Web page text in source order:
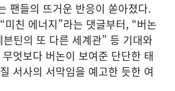
팬들의 뜨거운 반응이 쏟아졌다.
미친 에너지”라는 댓글부터, “버논
틴의 또 다른 세계관” 등 기대와
엇보다 버논이 보여준 단단한 태
서사의 서막임을 예고한 듯한 여